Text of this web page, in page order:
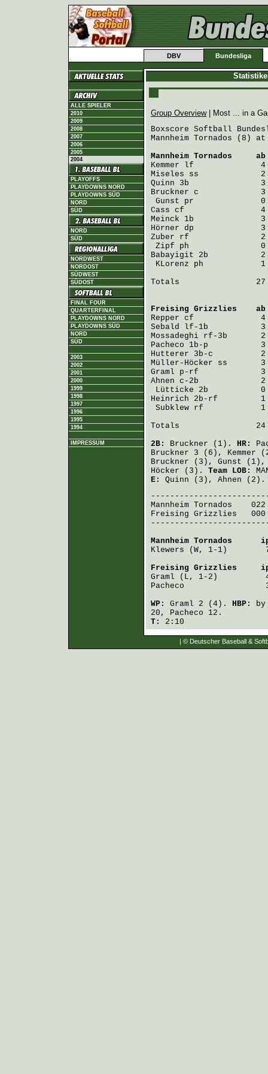
DBV Bundesliga
ALLE SPIELER
2010
2009
2008
2007
2006
2005
2004
PLAYOFFS
PLAYDOWNS NORD
PLAYDOWNS SÜD
NORD
SÜD
NORD
SÜD
NORDWEST
NORDOST
SÜDWEST
SÜDOST
FINAL FOUR
QUARTERFINAL
PLAYDOWNS NORD
PLAYDOWNS SÜD
NORD
SÜD
2003
2002
2001
2000
1999
1998
1997
1996
1995
1994
IMPRESSUM
Group Overview| Most ... in a
Boxscore Softball
Mannheim Tornados
Mannheim Tornados
ab
Kemmer
Miseles
Quinn
Bruckner c             3
Gunst
Cass
Meinck
Hörner
Zuber rf               2
Zipf
Babayigit 2b           2
KLorenz ph            1
Totals                27
Freising Grizzlies
ab
Repper
Sebald
Mossadeghi
Pacheco
Hutterer
Müller-Höcker
Graml
Ahnen c-2b             2
Lütticke
Heinrich 2b-rf         1
Subklew rf            1
Totals                24
2B: Bruckner (1). HR:
Bruckner 3 (6), Kemmer
Bruckner (3), Gunst
Höcker (3). Team LOB:
E: Quinn (3), Ahnen
Mannheim Tornados
Freising Grizzlies
Mannheim Tornados
Klewers (W, 1-1)
Freising Grizzlies
Graml
Pacheco
WP: Graml 2 (4). HBP:
20, Pacheco 12.
T:
2:10
| © Deutscher Baseball &